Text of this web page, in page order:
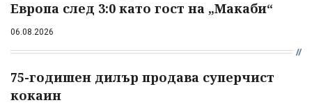
Европа след 3:0 като гост на „Макаби“
06.08.2026
75-годишен дилър продава суперчист
кокаин